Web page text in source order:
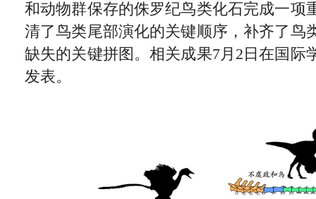
和动物群保存的侏罗纪鸟类化石完成一项
清了鸟类尾部演化的关键顺序，补齐了鸟
缺失的关键拼图。相关成果7月2日在国际
发表。